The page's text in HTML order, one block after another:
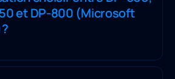
et DP-800 (Microsoft